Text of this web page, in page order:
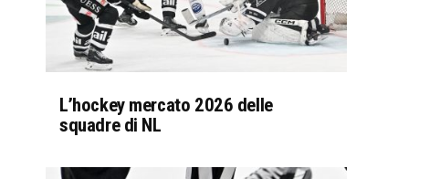
L’hockey mercato 2026 delle
squadre di NL